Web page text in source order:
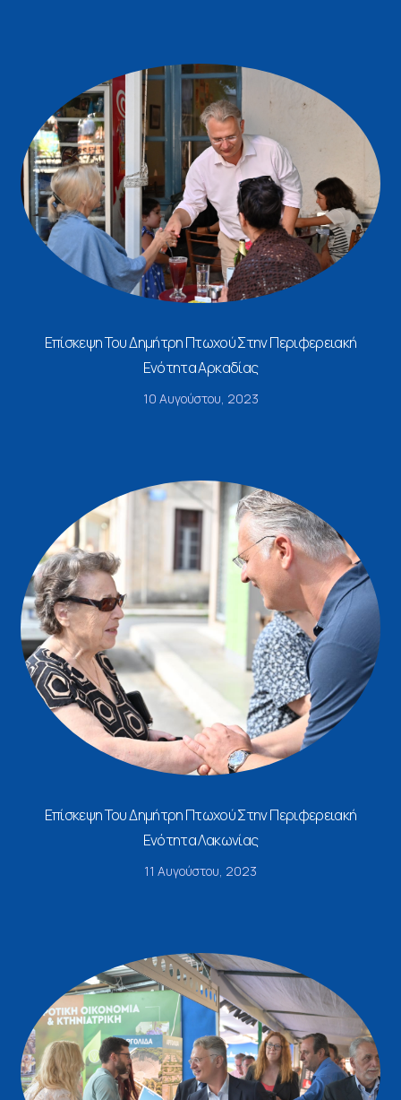
Επίσκεψη Του Δημήτρη Πτωχού Στην Περιφερειακή
Ενότητα Αρκαδίας
10 Αυγούστου, 2023
Επίσκεψη Του Δημήτρη Πτωχού Στην Περιφερειακή
Ενότητα Λακωνίας
11 Αυγούστου, 2023